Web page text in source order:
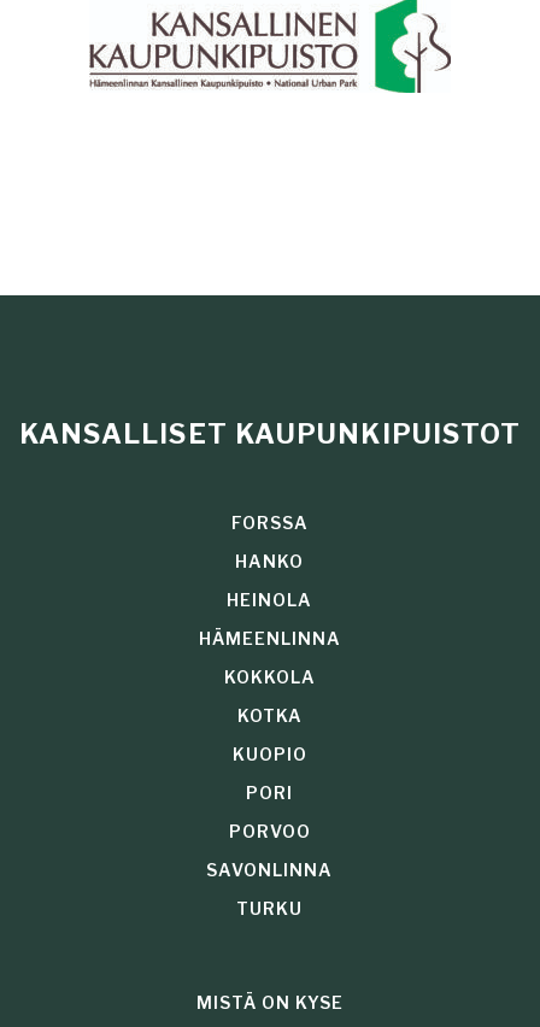
KANSALLISET KAUPUNKIPUISTOT
FORSSA
HANKO
HEINOLA
HÄMEENLINNA
KOKKOLA
KOTKA
KUOPIO
PORI
PORVOO
SAVONLINNA
TURKU
MISTÄ ON KYSE